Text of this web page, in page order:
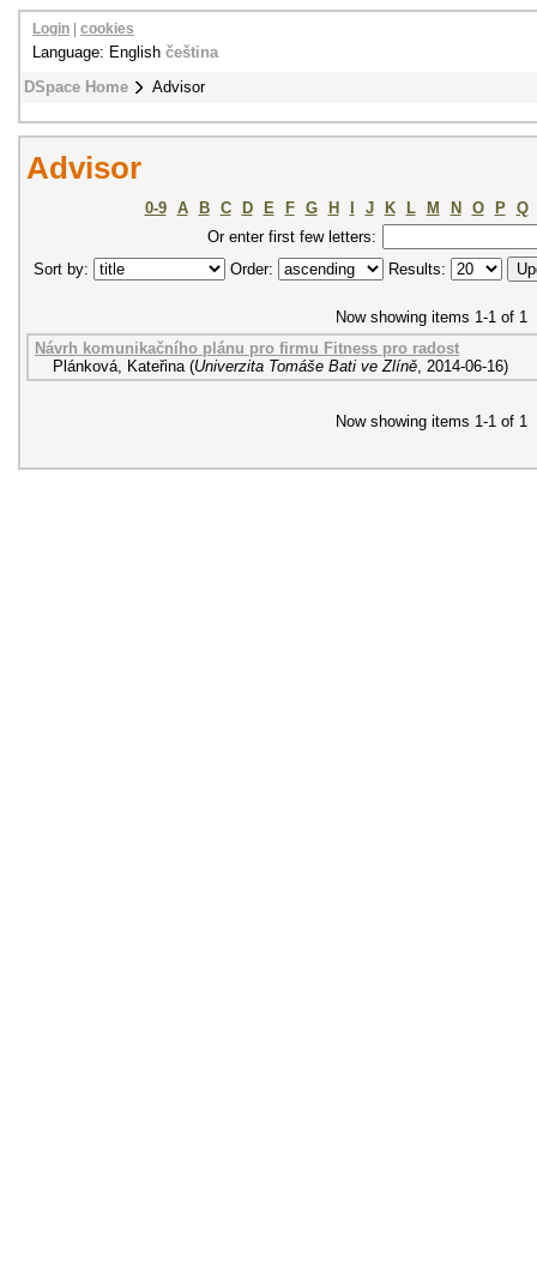
DSpace Home Advisor
Login cookies
Language: English čeština
Advisor
0-9 A B C D E F G H J K L M N O P
Q
Or enter first few letters:
Sort by:
Order: Results:
Now showing items 1-1 of 1
Návrh komunikačního plánu pro firmu Fitness pro radost
Plánková, Kateřina (Univerzita Tomáše Bati ve Zlíně, 2014-06-16)
Now showing items 1-1 of 1